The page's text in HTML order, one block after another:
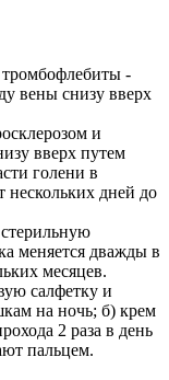
-
вены снизу вверх
и
вверх путем
голени в
нескольких дней до
меняется дважды в
месяцев.
салфетку и
на ночь; б) крем
2 раза в день
пальцем.